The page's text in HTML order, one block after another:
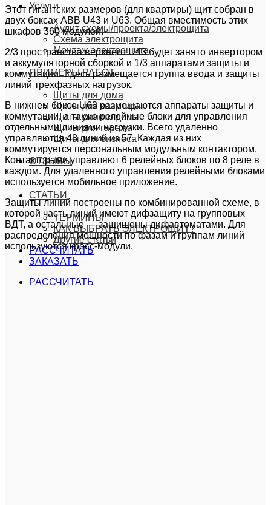
Услуги
Аудит схемы/проекта/электрощита
Схема электрощита
Монтаж электрощита
ПРИМЕРЫ РАБОТ
Щиты для дома
Щиты для квартиры
Щиты умного дома
Щиты для гаража
Щиты для бизнеса
ОТЗЫВЫ
СТАТЬИ
ТЕРМИНЫ
КАК ВЫБРАТЬ ЭЛЕКТРОЩИТ?
Другие статьи
РАССЧИТАТЬ
ЗАКАЗАТЬ
РАССЧИТАТЬ
Этот гигантских размеров (для квартиры) щит собран в
двух боксах ABB U43 и U63. Общая вместимость этих
шкафов 360 модулей.
2/3 пространства верхнего U43 будет занято инвертором
и аккумуляторной сборкой и 1/3 аппаратами защиты и
коммутации. Здесь размещается группа ввода и защиты
линий трехфазных нагрузок.
В нижнем боксе U63 размещаются аппараты защиты и
коммутации, а также релейные блоки для управления
отдельными линиями нагрузки. Всего удаленно
управляются 48 линий из 57. Каждая из них
коммутируется персональным модульным контактором.
Контакторами управляют 6 релейных блоков по 8 реле в
каждом. Для удаленного управления релейными блоками
используется мобильное приложение.
Защиты линий построены по комбинированной схеме, в
которой часть линий имеют дифзащиту на групповых
ВДТ, а остальные — защищены дифавтоматами. Для
распределения мощности по фазам и группам линий
используются кросс-модули.